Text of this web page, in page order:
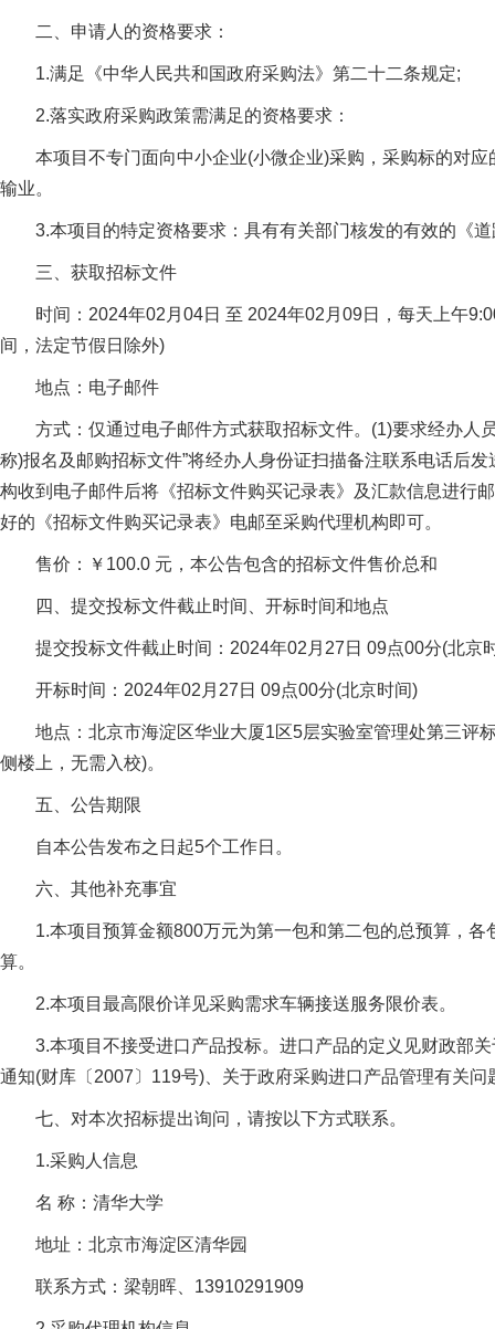
二、申请人的资格要求：
1.满足《中华人民共和国政府采购法》第二十二条规定;
2.落实政府采购政策需满足的资格要求：
本项目不专门面向中小企业(小微企业)采购，采购标的对
输业。
3.本项目的特定资格要求：具有有关部门核发的有效的《
三、获取招标文件
时间：2024年02月04日 至 2024年02月09日，每天上午
间，法定节假日除外)
地点：电子邮件
方式：仅通过电子邮件方式获取招标文件。(1)要求经办人
称)报名及邮购招标文件”将经办人身份证扫描备注联系电话后
构收到电子邮件后将《招标文件购买记录表》及汇款信息进行
好的《招标文件购买记录表》电邮至采购代理机构即可。
售价：￥100.0 元，本公告包含的招标文件售价总和
四、提交投标文件截止时间、开标时间和地点
提交投标文件截止时间：2024年02月27日 09点00分(北京
开标时间：2024年02月27日 09点00分(北京时间)
地点：北京市海淀区华业大厦1区5层实验室管理处第三评
侧楼上，无需入校)。
五、公告期限
自本公告发布之日起5个工作日。
六、其他补充事宜
1.本项目预算金额800万元为第一包和第二包的总预算，
算。
2.本项目最高限价详见采购需求车辆接送服务限价表。
3.本项目不接受进口产品投标。进口产品的定义见财政部
通知(财库〔2007〕119号)、关于政府采购进口产品管理有关
七、对本次招标提出询问，请按以下方式联系。
1.采购人信息
名 称：清华大学
地址：北京市海淀区清华园
联系方式：梁朝晖、13910291909